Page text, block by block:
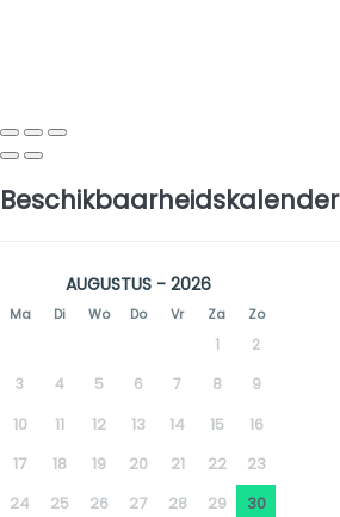
Beschikbaarheidskalender
AUGUSTUS - 2026
Ma Di Wo Do Vr Za Zo
1
2
3
4 5 6 7 8 9
10 11 12 13 14 15
16
17
18 19 20 21 22
23
24
25 26 27 28 29
30